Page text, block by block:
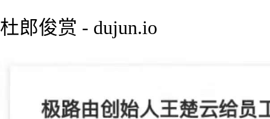
杜郎俊赏 - dujun.io